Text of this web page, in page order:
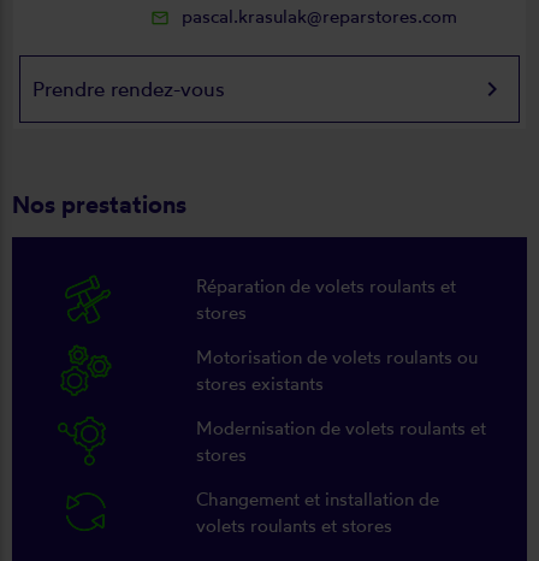
mail_outline pascal.krasulak@reparstores.com
Prendre rendez-vous keyboard_arrow_right
Nos prestations
Réparation de volets roulants et
stores
Motorisation de volets roulants ou
stores existants
Modernisation de volets roulants et
stores
Changement et installation de
volets roulants et stores